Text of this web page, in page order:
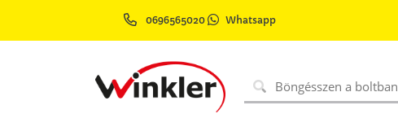
0696565020 Whatsapp